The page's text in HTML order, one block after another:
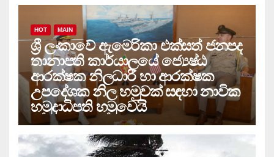
HOT MAIN
ශ්‍රී ලංකාවේ ඇමෙරිකා එක්සත් ජනපද
තානාපති කාර්යාලයේ ජ්‍යෙෂ්ඨ
ආරක්ෂක නිලධාරී හා ආරක්ෂක
උපදේශක නිල හමුවක් සඳහා නාවික
හමුදාධිපති හමුවෙයි